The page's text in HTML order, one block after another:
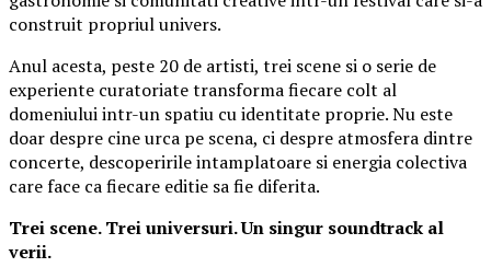
construit propriul univers.
Anul acesta, peste 20 de artisti, trei scene si o serie de
experiente curatoriate transforma fiecare colt al
domeniului intr-un spatiu cu identitate proprie. Nu este
doar despre cine urca pe scena, ci despre atmosfera dintre
concerte, descoperirile intamplatoare si energia colectiva
care face ca fiecare editie sa fie diferita.
Trei scene. Trei universuri. Un singur soundtrack al
verii.